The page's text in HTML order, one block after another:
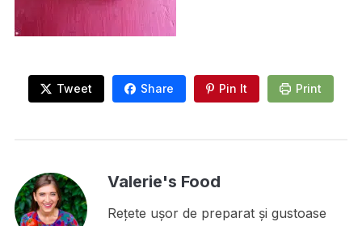
Tweet Share Pin It Print
Valerie's Food
Rețete ușor de preparat și gustoase